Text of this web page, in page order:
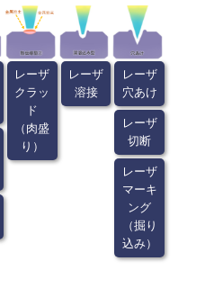
レーザ
クラッ
ド
（肉盛
り）
レーザ
溶接
レーザ
穴あけ
レーザ
切断
レーザ
マーキ
ング
（掘り
込み）